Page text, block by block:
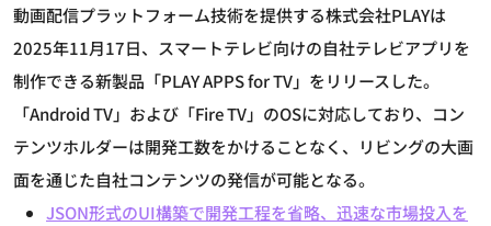
動画配信プラットフォーム技術を提供する株式会社PLAYは
2025年11月17日、スマートテレビ向けの自社テレビアプリを
制作できる新製品「PLAY APPS for TV」をリリースした。
「Android TV」および「Fire TV」のOSに対応しており、コン
テンツホルダーは開発工数をかけることなく、リビングの大画
面を通じた自社コンテンツの発信が可能となる。
JSON形式のUI構築で開発工程を省略、迅速な市場投入を